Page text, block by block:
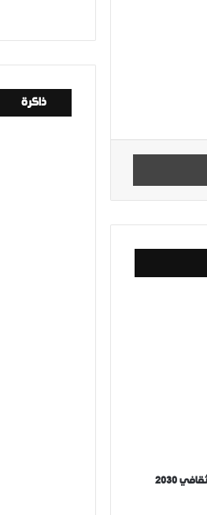
2030
ذاكرة